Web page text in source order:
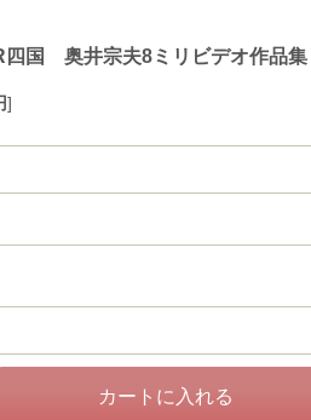
四国 奥井宗夫8ミリビデオ作品
]